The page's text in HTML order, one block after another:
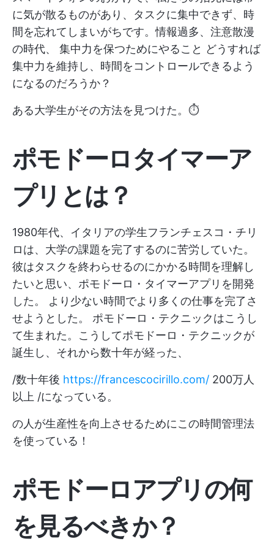
に気が散るものがあり、タスクに集中できず、時
間を忘れてしまいがちです。情報過多、注意散漫
の時代、 集中力を保つためにやること どうすれば
集中力を維持し、時間をコントロールできるよう
になるのだろうか？
ある大学生がその方法を見つけた。⏱
ポモドーロタイマーア
プリとは？
1980年代、イタリアの学生フランチェスコ・チリ
ロは、大学の課題を完了するのに苦労していた。
彼はタスクを終わらせるのにかかる時間を理解し
たいと思い、ポモドーロ・タイマーアプリを開発
した。 より少ない時間でより多くの仕事を完了さ
せようとした。
ポモドーロ・テクニックはこうし
て生まれた。こうしてポモドーロ・テクニックが
誕生し、それから数十年が経った、
/数十年後 https://francescocirillo.com/ 200万人
以上 /になっている。
の人が生産性を向上させるためにこの時間管理法
を使っている！
ポモドーロアプリの何
を見るべきか？